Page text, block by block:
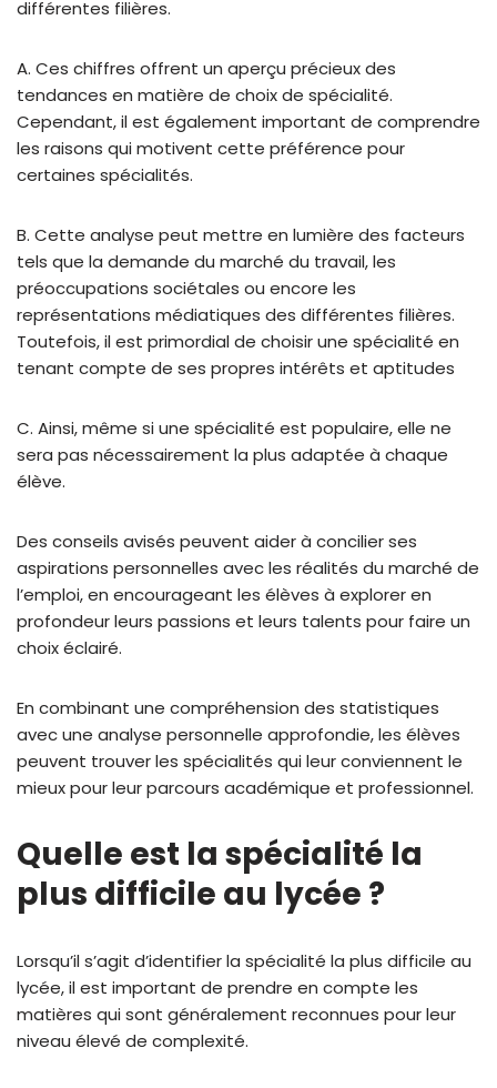
différentes filières.
A. Ces chiffres offrent un aperçu précieux des
tendances en matière de choix de spécialité.
Cependant, il est également important de comprendre
les raisons qui motivent cette préférence pour
certaines spécialités.
B. Cette analyse peut mettre en lumière des facteurs
tels que la demande du marché du travail, les
préoccupations sociétales ou encore les
représentations médiatiques des différentes filières.
Toutefois, il est primordial de choisir une spécialité en
tenant compte de ses propres intérêts et aptitudes
C. Ainsi, même si une spécialité est populaire, elle ne
sera pas nécessairement la plus adaptée à chaque
élève.
Des conseils avisés peuvent aider à concilier ses
aspirations personnelles avec les réalités du marché de
l’emploi, en encourageant les élèves à explorer en
profondeur leurs passions et leurs talents pour faire un
choix éclairé.
En combinant une compréhension des statistiques
avec une analyse personnelle approfondie, les élèves
peuvent trouver les spécialités qui leur conviennent le
mieux pour leur parcours académique et professionnel.
Quelle est la spécialité la
plus difficile au lycée ?
Lorsqu’il s’agit d’identifier la spécialité la plus difficile au
lycée, il est important de prendre en compte les
matières qui sont généralement reconnues pour leur
niveau élevé de complexité.